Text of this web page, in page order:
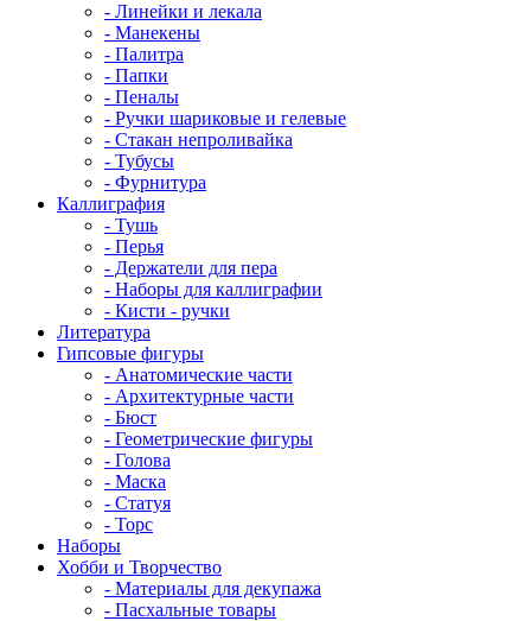
- Линейки и лекала
- Манекены
- Палитра
- Папки
- Пеналы
- Ручки шариковые и гелевые
- Стакан непроливайка
- Тубусы
- Фурнитура
Каллиграфия
- Тушь
- Перья
- Держатели для пера
- Наборы для каллиграфии
- Кисти - ручки
Литература
Гипсовые фигуры
- Анатомические части
- Архитектурные части
- Бюст
- Геометрические фигуры
- Голова
- Маска
- Статуя
- Торс
Наборы
Хобби и Творчество
- Материалы для декупажа
- Пасхальные товары